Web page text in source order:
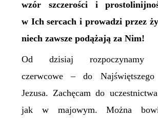
wzór szczerości i
w Ich sercach i prowadzi przez
niech zawsze podążają za Nim!
Od dzisiaj rozpoczynamy
czerwcowe – do
Jezusa. Zachęcam do
jak w majowym. Można